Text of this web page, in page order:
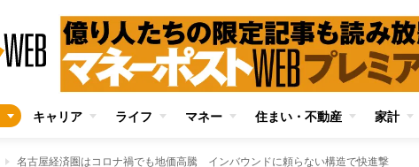
キャリア ライフ マネー 住まい・不動産 家計
名古屋経済圏はコロナ禍でも地価高騰 インバウンドに頼らない構造で快進撃